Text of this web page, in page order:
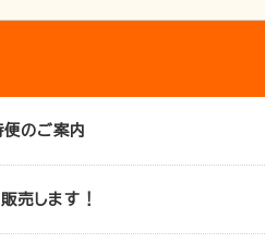
のご案内
売します！